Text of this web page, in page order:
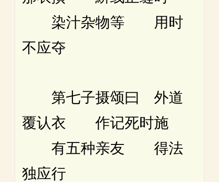
染汁杂物等 用时
不应夺
第七子摄颂曰 外道
覆认衣 作记死时施
有五种亲友 得法
独应行